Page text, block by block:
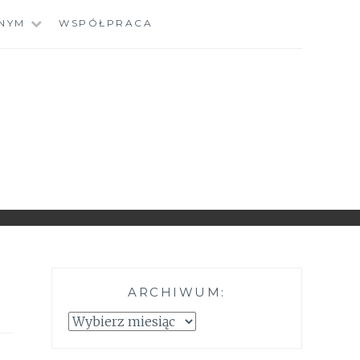
WSPÓŁPRACA
ARCHIWUM:
Archiwum: